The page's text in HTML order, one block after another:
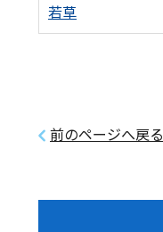
若草
前のページへ戻る